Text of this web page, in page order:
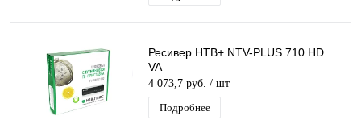
Ресивер НТВ+ NTV-PLUS 710 HD
VA
4 073,7 руб. / шт
Подробнее